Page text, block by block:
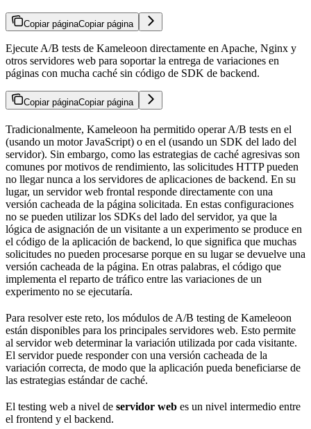
Copiar páginaCopiar página
Ejecute A/B tests de Kameleoon directamente en Apache, Nginx y
otros servidores web para soportar la entrega de variaciones en
páginas con mucha caché sin código de SDK de backend.
Copiar páginaCopiar página
Tradicionalmente, Kameleoon ha permitido operar A/B tests en el
(usando un motor JavaScript) o en el (usando un SDK del lado del
servidor). Sin embargo, como las estrategias de caché agresivas son
comunes por motivos de rendimiento, las solicitudes HTTP pueden
no llegar nunca a los servidores de aplicaciones de backend. En su
lugar, un servidor web frontal responde directamente con una
versión cacheada de la página solicitada. En estas configuraciones
no se pueden utilizar los SDKs del lado del servidor, ya que la
lógica de asignación de un visitante a un experimento se produce en
el código de la aplicación de backend, lo que significa que muchas
solicitudes no pueden procesarse porque en su lugar se devuelve una
versión cacheada de la página. En otras palabras, el código que
implementa el reparto de tráfico entre las variaciones de un
experimento no se ejecutaría.
Para resolver este reto, los módulos de A/B testing de Kameleoon
están disponibles para los principales servidores web. Esto permite
al servidor web determinar la variación utilizada por cada visitante.
El servidor puede responder con una versión cacheada de la
variación correcta, de modo que la aplicación pueda beneficiarse de
las estrategias estándar de caché.
El testing web a nivel de servidor web es un nivel intermedio entre
el frontend y el backend.